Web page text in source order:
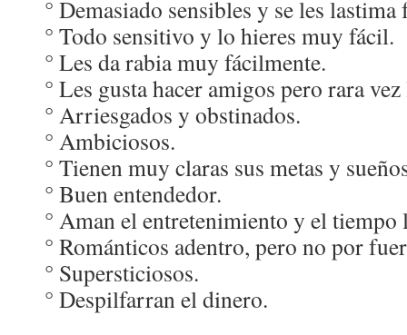
° Demasiado sensibles y se les
° Todo sensitivo y lo hieres muy fácil.
° Les da rabia muy fácilmente.
° Les gusta hacer amigos pero rara
° Arriesgados y obstinados.
° Ambiciosos.
° Tienen muy claras sus metas y
° Buen entendedor.
° Aman el entretenimiento y el tiempo
° Románticos adentro, pero no por
° Supersticiosos.
° Despilfarran el dinero.